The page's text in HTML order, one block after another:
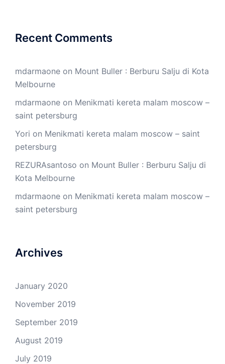
Recent Comments
mdarmaone on Mount Buller : Berburu Salju di Kota
Melbourne
mdarmaone on Menikmati kereta malam moscow –
saint petersburg
Yori on Menikmati kereta malam moscow – saint
petersburg
REZURAsantoso on Mount Buller : Berburu Salju di
Kota Melbourne
mdarmaone on Menikmati kereta malam moscow –
saint petersburg
Archives
January 2020
November 2019
September 2019
August 2019
July 2019